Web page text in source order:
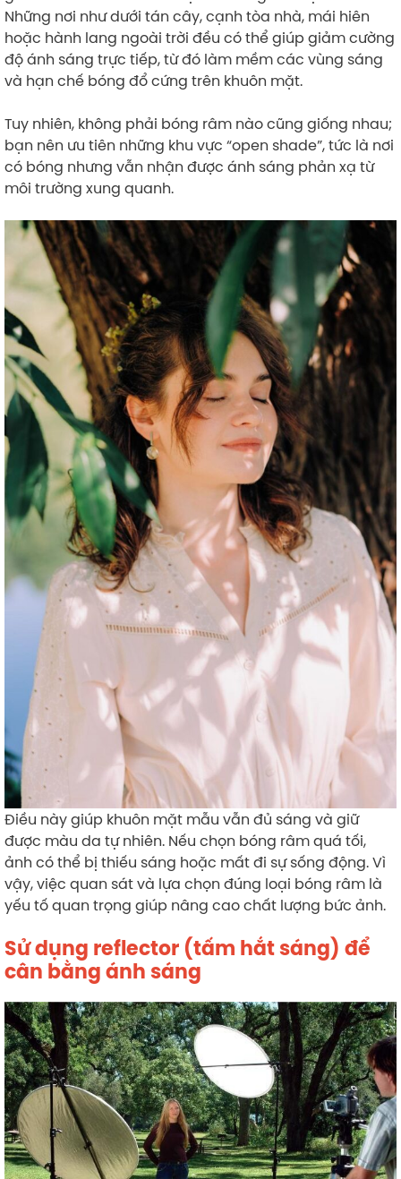
Những nơi như dưới tán cây, cạnh tòa nhà, mái hiên
hoặc hành lang ngoài trời đều có thể giúp giảm cường
độ ánh sáng trực tiếp, từ đó làm mềm các vùng sáng
và hạn chế bóng đổ cứng trên khuôn mặt.
Tuy nhiên, không phải bóng râm nào cũng giống nhau;
bạn nên ưu tiên những khu vực “open shade”, tức là nơi
có bóng nhưng vẫn nhận được ánh sáng phản xạ từ
môi trường xung quanh.
Điều này giúp khuôn mặt mẫu vẫn đủ sáng và giữ
được màu da tự nhiên. Nếu chọn bóng râm quá tối,
ảnh có thể bị thiếu sáng hoặc mất đi sự sống động. Vì
vậy, việc quan sát và lựa chọn đúng loại bóng râm là
yếu tố quan trọng giúp nâng cao chất lượng bức ảnh.
Sử dụng reflector (tấm hắt sáng) để
cân bằng ánh sáng